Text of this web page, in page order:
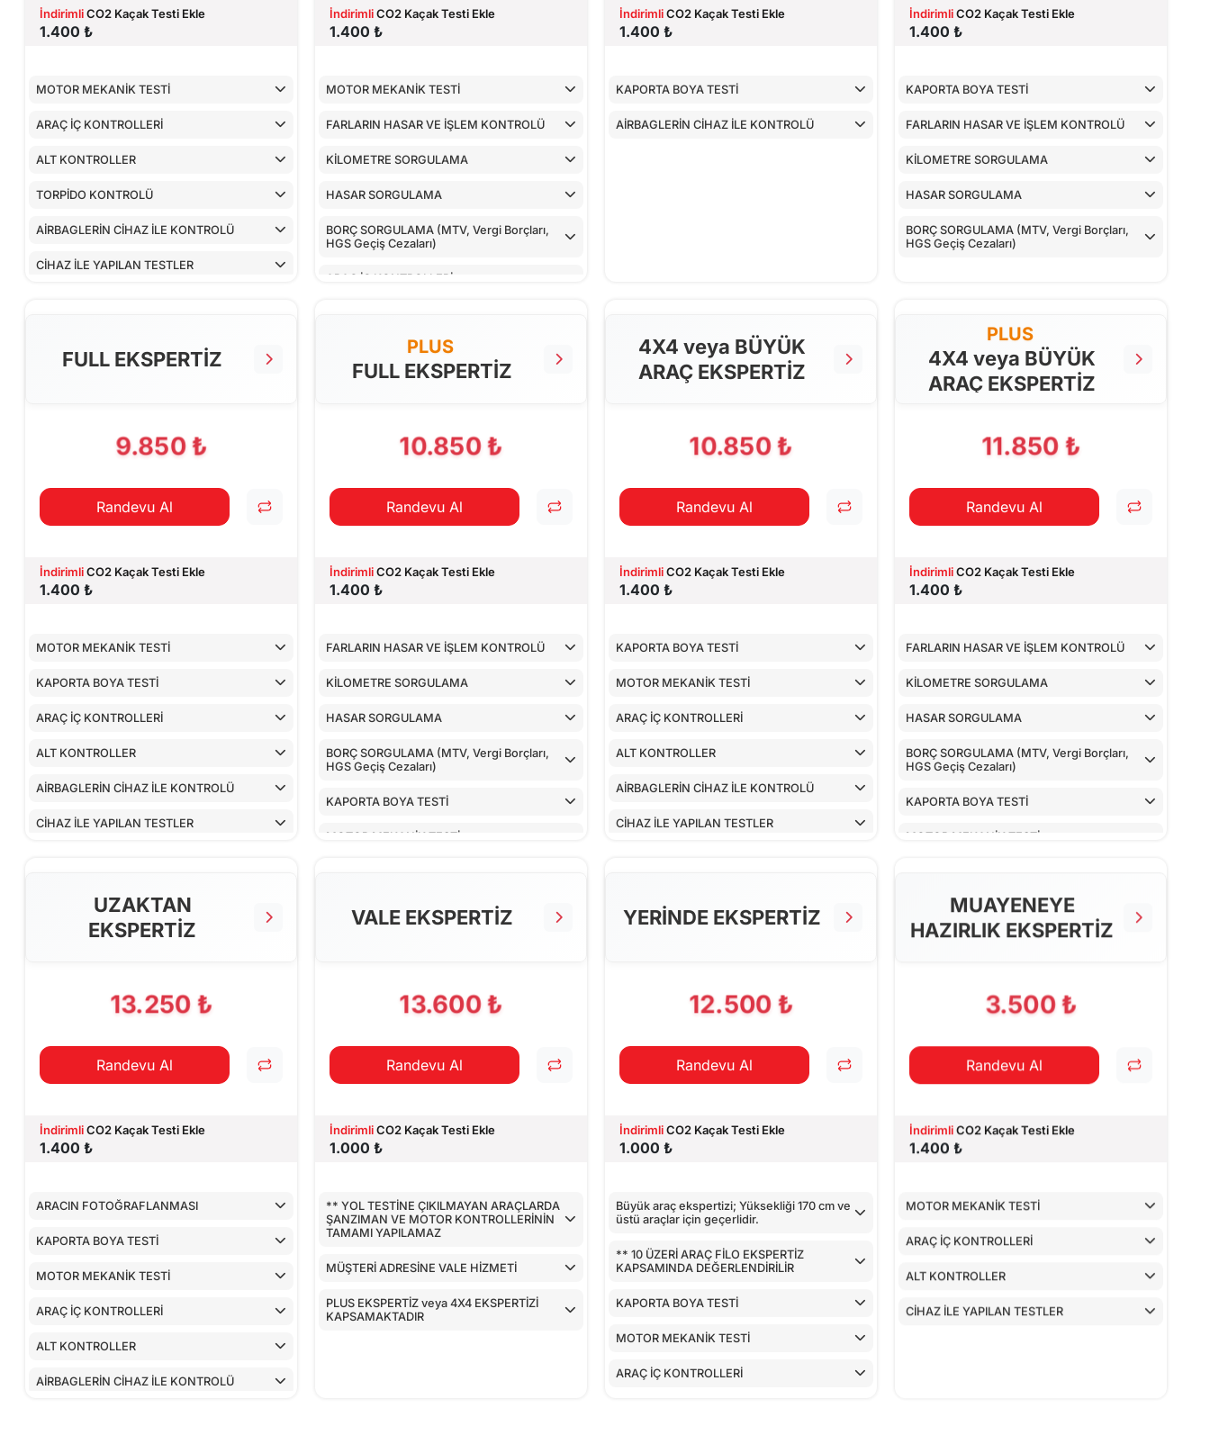
İndirimliCO2 Kaçak Testi Ekle
1.400 ₺
MOTOR MEKANİK TESTİ
ARAÇ İÇ KONTROLLERİ
ALT KONTROLLER
TORPİDO KONTROLÜ
AİRBAGLERİN CİHAZ İLE KONTROLÜ
CİHAZ İLE YAPILAN TESTLER
İndirimliCO2 Kaçak Testi Ekle
1.400 ₺
MOTOR MEKANİK TESTİ
FARLARIN HASAR VE İŞLEM KONTROLÜ
KİLOMETRE SORGULAMA
HASAR SORGULAMA
BORÇ SORGULAMA (MTV, Vergi Borçları,
HGS Geçiş Cezaları)
ARAÇ İÇ KONTROLLERİ
TORPİDO KONTROLÜ
İndirimliCO2 Kaçak Testi Ekle
1.400 ₺
KAPORTA BOYA TESTİ
AİRBAGLERİN CİHAZ İLE KONTROLÜ
İndirimliCO2 Kaçak Testi Ekle
1.400 ₺
KAPORTA BOYA TESTİ
FARLARIN HASAR VE İŞLEM KONTROLÜ
KİLOMETRE SORGULAMA
HASAR SORGULAMA
BORÇ SORGULAMA (MTV, Vergi Borçları,
HGS Geçiş Cezaları)
FULL EKSPERTİZ
9.850 ₺
Randevu Al
İndirimliCO2 Kaçak Testi Ekle
1.400 ₺
MOTOR MEKANİK TESTİ
KAPORTA BOYA TESTİ
ARAÇ İÇ KONTROLLERİ
ALT KONTROLLER
AİRBAGLERİN CİHAZ İLE KONTROLÜ
CİHAZ İLE YAPILAN TESTLER
PLUS
FULL EKSPERTİZ
10.850 ₺
Randevu Al
İndirimliCO2 Kaçak Testi Ekle
1.400 ₺
FARLARIN HASAR VE İŞLEM KONTROLÜ
KİLOMETRE SORGULAMA
HASAR SORGULAMA
BORÇ SORGULAMA (MTV, Vergi Borçları,
HGS Geçiş Cezaları)
KAPORTA BOYA TESTİ
MOTOR MEKANİK TESTİ
4X4 veya BÜYÜK
ARAÇ EKSPERTİZ
10.850 ₺
Randevu Al
İndirimliCO2 Kaçak Testi Ekle
1.400 ₺
KAPORTA BOYA TESTİ
MOTOR MEKANİK TESTİ
ARAÇ İÇ KONTROLLERİ
ALT KONTROLLER
AİRBAGLERİN CİHAZ İLE KONTROLÜ
CİHAZ İLE YAPILAN TESTLER
PLUS
4X4 veya BÜYÜK
ARAÇ EKSPERTİZ
11.850 ₺
Randevu Al
İndirimliCO2 Kaçak Testi Ekle
1.400 ₺
FARLARIN HASAR VE İŞLEM KONTROLÜ
KİLOMETRE SORGULAMA
HASAR SORGULAMA
BORÇ SORGULAMA (MTV, Vergi Borçları,
HGS Geçiş Cezaları)
KAPORTA BOYA TESTİ
MOTOR MEKANİK TESTİ
ALT KONTROLLER
AİRBAGLERİN CİHAZ İLE KONTROLÜ
UZAKTAN
EKSPERTİZ
13.250 ₺
Randevu Al
İndirimliCO2 Kaçak Testi Ekle
1.400 ₺
ARACIN FOTOĞRAFLANMASI
KAPORTA BOYA TESTİ
MOTOR MEKANİK TESTİ
ARAÇ İÇ KONTROLLERİ
ALT KONTROLLER
AİRBAGLERİN CİHAZ İLE KONTROLÜ
VALE EKSPERTİZ
13.600 ₺
Randevu Al
İndirimliCO2 Kaçak Testi Ekle
1.000 ₺
** YOL TESTİNE ÇIKILMAYAN ARAÇLARDA
ŞANZIMAN VE MOTOR KONTROLLERİNİN
TAMAMI YAPILAMAZ
MÜŞTERİ ADRESİNE VALE HİZMETİ
PLUS EKSPERTİZ veya 4X4 EKSPERTİZİ
KAPSAMAKTADIR
YERİNDE EKSPERTİZ
12.500 ₺
Randevu Al
İndirimliCO2 Kaçak Testi Ekle
1.000 ₺
Büyük araç ekspertizi; Yüksekliği 170 cm ve
üstü araçlar için geçerlidir.
** 10 ÜZERİ ARAÇ FİLO EKSPERTİZ
KAPSAMINDA DEĞERLENDİRİLİR
KAPORTA BOYA TESTİ
MOTOR MEKANİK TESTİ
ARAÇ İÇ KONTROLLERİ
MUAYENEYE
HAZIRLIK EKSPERTİZ
3.500 ₺
Randevu Al
İndirimliCO2 Kaçak Testi Ekle
1.400 ₺
MOTOR MEKANİK TESTİ
ARAÇ İÇ KONTROLLERİ
ALT KONTROLLER
CİHAZ İLE YAPILAN TESTLER